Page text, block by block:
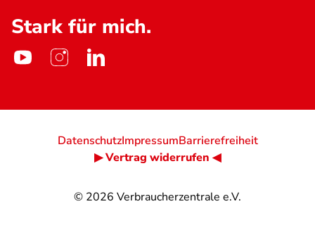
Stark für mich.
© 2026 Verbraucherzentrale e.V.
DatenschutzImpressumBarrierefreiheit
▶ Vertrag widerrufen ◀